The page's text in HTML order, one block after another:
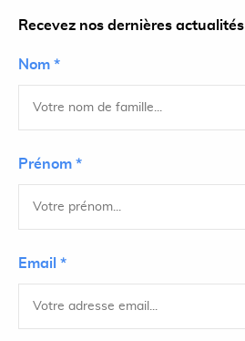
Recevez nos dernières
Nom *
Prénom *
Email *